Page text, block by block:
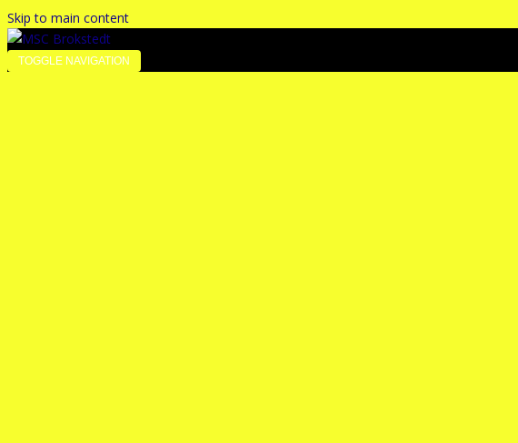
Skip to main content
TOGGLE NAVIGATION